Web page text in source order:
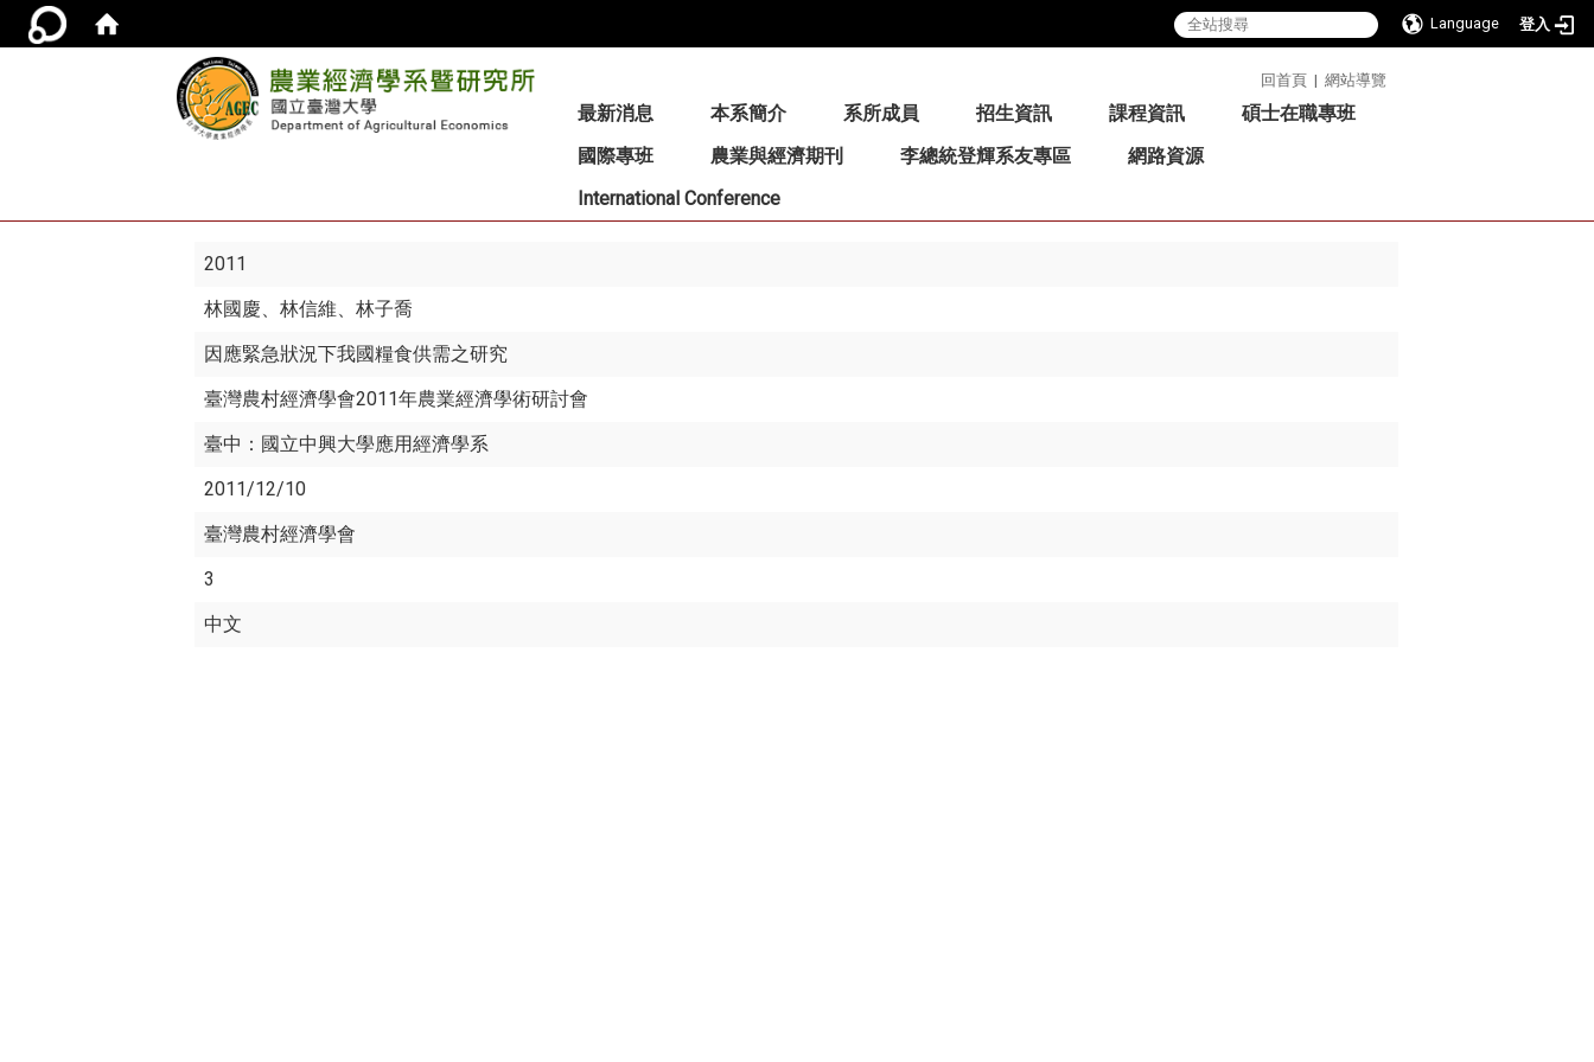
Language 登入
回首頁 | 網站導覽
最新消息 本系簡介 系所成員 招生資訊 課程資訊
碩士在職專班
國際專班
農業與經濟期刊 李總統登輝系友專區
網路資源
International Conference
2011
林國慶、林信維、林子喬
因應緊急狀況下我國糧食供需之研究
臺灣農村經濟學會2011年農業經濟學術研討會
臺中：國立中興大學應用經濟學系
2011/12/10
臺灣農村經濟學會
3
中文